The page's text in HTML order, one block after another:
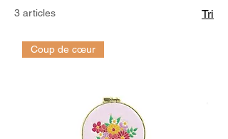
3 articles Tri
Coup de cœur